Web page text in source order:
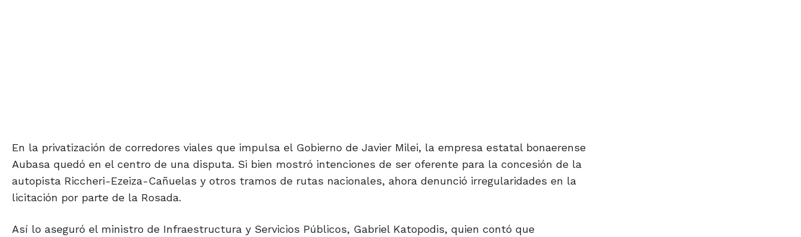
En la privatización de corredores viales que impulsa el Gobierno de Javier Milei, la empresa estatal bonaerense
Aubasa quedó en el centro de una disputa. Si bien mostró intenciones de ser oferente para la concesión de la
autopista Riccheri-Ezeiza-Cañuelas y otros tramos de rutas nacionales, ahora denunció irregularidades en la
licitación por parte de la Rosada.
Así lo aseguró el ministro de Infraestructura y Servicios Públicos, Gabriel Katopodis, quien contó que